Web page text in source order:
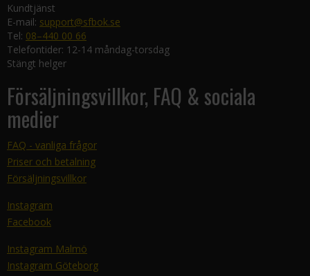
Kundtjänst
E-mail: support@sfbok.se
Tel: 08–440 00 66
Telefontider: 12-14 måndag-torsdag
Stängt helger
Försäljningsvillkor, FAQ & sociala
medier
FAQ - vanliga frågor
Priser och betalning
Försäljningsvillkor
Instagram
Facebook
Instagram Malmö
Instagram Göteborg